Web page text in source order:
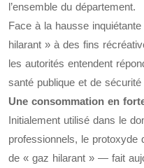
l’ensemble du département.
Face à la hausse
hilarant » à des fins
les autorités entendent
santé publique et de sécurité
Une consommation en
Initialement utilisé dans le
professionnels, le
de « gaz hilarant » — fait